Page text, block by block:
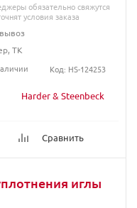
Harder & Steenbeck
Сравнить
обязательно свяжутся
условия заказа
ТК
Код: HS-124253
иглы